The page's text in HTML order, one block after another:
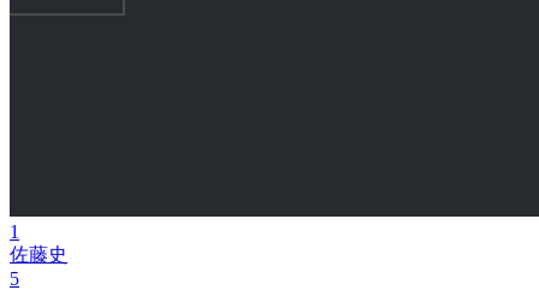
1
佐藤史
5